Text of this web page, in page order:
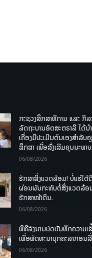
ກະຊວງສຶກສາທິການ ແລະ ກິ
ລັດຖະບານອົດສະຕຣາລີ ໄດ້ນ
ເຄື່ອງມືປະເມີນຕົນເອງສຳລັບ
ສຶກສາ ເພື່ອສົ່ງເສີມຄຸນນະພາ
06/08/2026
ຮັກສາສິ່ງແວດລ້ອມ! ບໍ່ແຮ່ໃ
ຜ່ອນຜົນກະທົບຕໍ່ສິ່ງແວດລ້
ຮັກສາໜ້າດິນ.
06/08/2026
ພິທີລົງນາມບົດບັນທຶກຄວາມເ
ເພື່ອພັດທະນາບຸກຄະລາກອນ
06/08/2026